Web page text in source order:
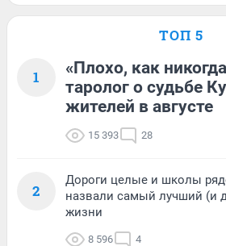
ТОП 5
1
«Плохо, как
таролог о судьбе
жителей в августе
15 393 28
2
Дороги целые и школы
назвали самый лучший (и
жизни
8 596 4